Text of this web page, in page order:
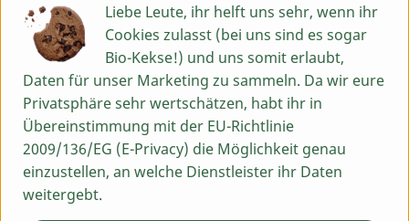
einweichen. Am nächsten Tag abgießen und mit
frischem Wasser abspülen.
Knoblauch und Ingwer fein reiben. Die Gewürze
mischen und frisch mahlen. Das Kokosöl in einem Topf
erhitzen und darin zunächst die Zwiebelwürfel
andünsten. Wenn Sie etwas Farbe angenommen haben,
die Ingwer-Knoblauch-Paste dazugeben und mitbraten.
Schließlich die Gewürzmischung kurz mit anbraten, den
Chana Dal dazugeben und mit der Kokosmilch und ca.
Liebe Leute, ihr helft uns sehr, wenn ihr
Cookies zulasst (bei uns sind es sogar
Bio-Kekse!) und uns somit erlaubt,
Daten für unser Marketing zu sammeln. Da wir eure
Privatsphäre sehr wertschätzen, habt ihr in
Übereinstimmung mit der EU-Richtlinie
2009/136/EG (E-Privacy) die Möglichkeit genau
einzustellen, an welche Dienstleister ihr Daten
weitergebt.